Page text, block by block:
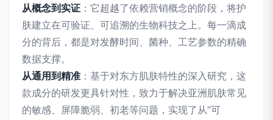
从概念到实证 ：它超越了依赖营销概念的阶段，将护
肤建立在可验证、可追溯的生物科技之上。每一滴成
分的背后，都是对发酵时间、菌种、工艺参数的精确
数据支撑。
从通用到精准 ：基于对东方肌肤特性的深入研究，这
款成分的研发更具针对性，致力于解决亚洲肌肤常见
的敏感、屏障脆弱、初老等问题，实现了从“可